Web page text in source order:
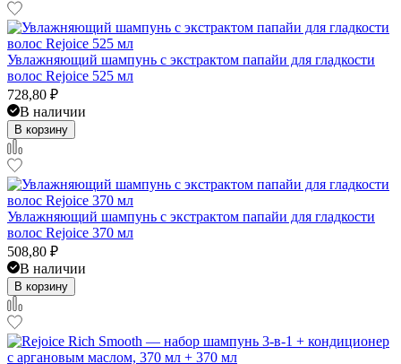
Увлажняющий шампунь с экстрактом папайи для гладкости
волос Rejoice 525 мл
728,80 ₽
В наличии
В корзину
Увлажняющий шампунь с экстрактом папайи для гладкости
волос Rejoice 370 мл
508,80 ₽
В наличии
В корзину